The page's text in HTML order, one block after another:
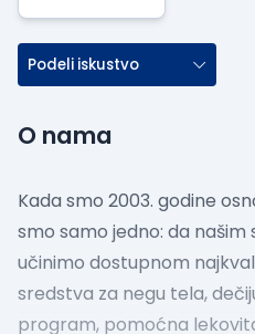
Podeli iskustvo
O nama
Kada smo 2003. godine
smo samo jedno: da
učinimo dostupnom
sredstva za negu tela,
program, pomoćna